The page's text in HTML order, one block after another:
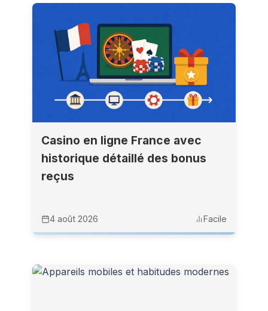
Casino en ligne France avec
historique détaillé des bonus
reçus
4 août 2026 Facile